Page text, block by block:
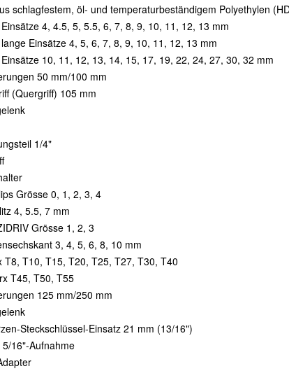
schlagfestem, öl- und temperaturbeständigem Polyethylen
4, 4.5, 5, 5.5, 6, 7, 8, 9, 10, 11, 12, 13 mm
Einsätze 4, 5, 6, 7, 8, 9, 10, 11, 12, 13 mm
10, 11, 12, 13, 14, 15, 17, 19, 22, 24, 27, 30, 32 mm
50 mm/100 mm
(Quergriff) 105 mm
1/4"
Grösse 0, 1, 2, 3, 4
4, 5.5, 7 mm
Grösse 1, 2, 3
3, 4, 5, 6, 8, 10 mm
T8, T10, T15, T20, T25, T27, T30, T40
T45, T50, T55
125 mm/250 mm
Steckschlüssel-Einsatz 21 mm (13/16")
16"-Aufnahme